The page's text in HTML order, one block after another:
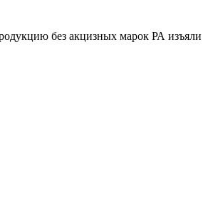
без акцизных марок РА изъяли